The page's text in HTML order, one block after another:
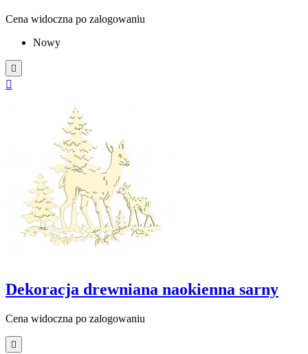
Cena widoczna po zalogowaniu
Nowy


Dekoracja drewniana naokienna sarny
Cena widoczna po zalogowaniu
